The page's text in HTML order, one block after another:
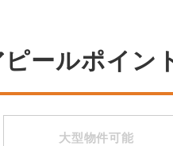
ールポイン
大型物件可能